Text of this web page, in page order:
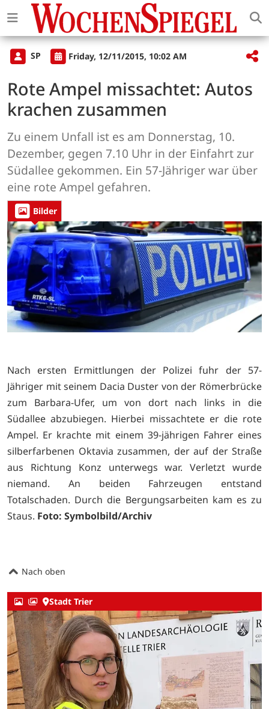
SP Friday, 12/11/2015, 10:02 AM
Rote Ampel missachtet: Autos
krachen zusammen
Zu einem Unfall ist es am Donnerstag, 10.
Dezember, gegen 7.10 Uhr in der Einfahrt zur
Südallee gekommen. Ein 57-Jähriger war über
eine rote Ampel gefahren.
Bilder
Nach ersten Ermittlungen der Polizei fuhr der 57-
Jähriger mit seinem Dacia Duster von der Römerbrücke
zum Barbara-Ufer, um von dort nach links in die
Südallee abzubiegen. Hierbei missachtete er die rote
Ampel. Er krachte mit einem 39-jährigen Fahrer eines
silberfarbenen Oktavia zusammen, der auf der Straße
aus Richtung Konz unterwegs war. Verletzt wurde
niemand. An beiden Fahrzeugen entstand
Totalschaden. Durch die Bergungsarbeiten kam es zu
Staus. Foto: Symbolbild/Archiv
Nach oben
Stadt Trier